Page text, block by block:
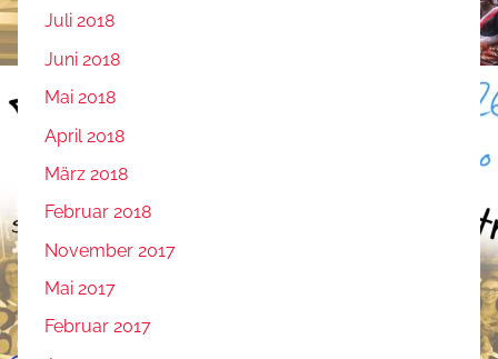
Juli 2018
Juni 2018
Mai 2018
April 2018
März 2018
Februar 2018
November 2017
Mai 2017
Februar 2017